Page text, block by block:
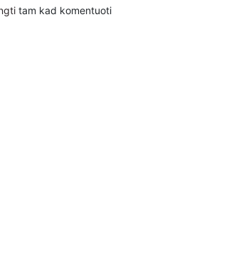
paypalme/Ekspertaieu?
tam kad komentuoti